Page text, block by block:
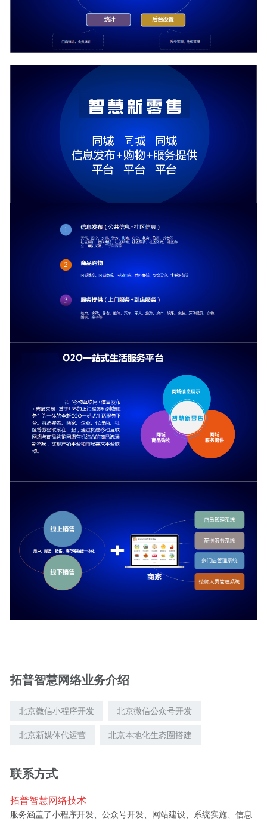
拓普智慧网络业务介绍
北京微信小程序开发 北京微信公众号开发
北京新媒体代运营 北京本地化生态圈搭建
联系方式
拓普智慧网络技术
服务涵盖了小程序开发、公众号开发、网站建设、系统实施、信息